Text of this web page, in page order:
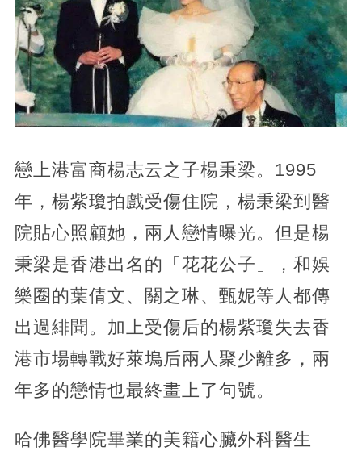
戀上港富商楊志云之子楊秉梁。1995
年，楊紫瓊拍戲受傷住院，楊秉梁到醫
院貼心照顧她，兩人戀情曝光。但是楊
秉梁是香港出名的「花花公子」，和娛
樂圈的葉倩文、關之琳、甄妮等人都傳
出過緋聞。加上受傷后的楊紫瓊失去香
港市場轉戰好萊塢后兩人聚少離多，兩
年多的戀情也最終畫上了句號。
哈佛醫學院畢業的美籍心臟外科醫生